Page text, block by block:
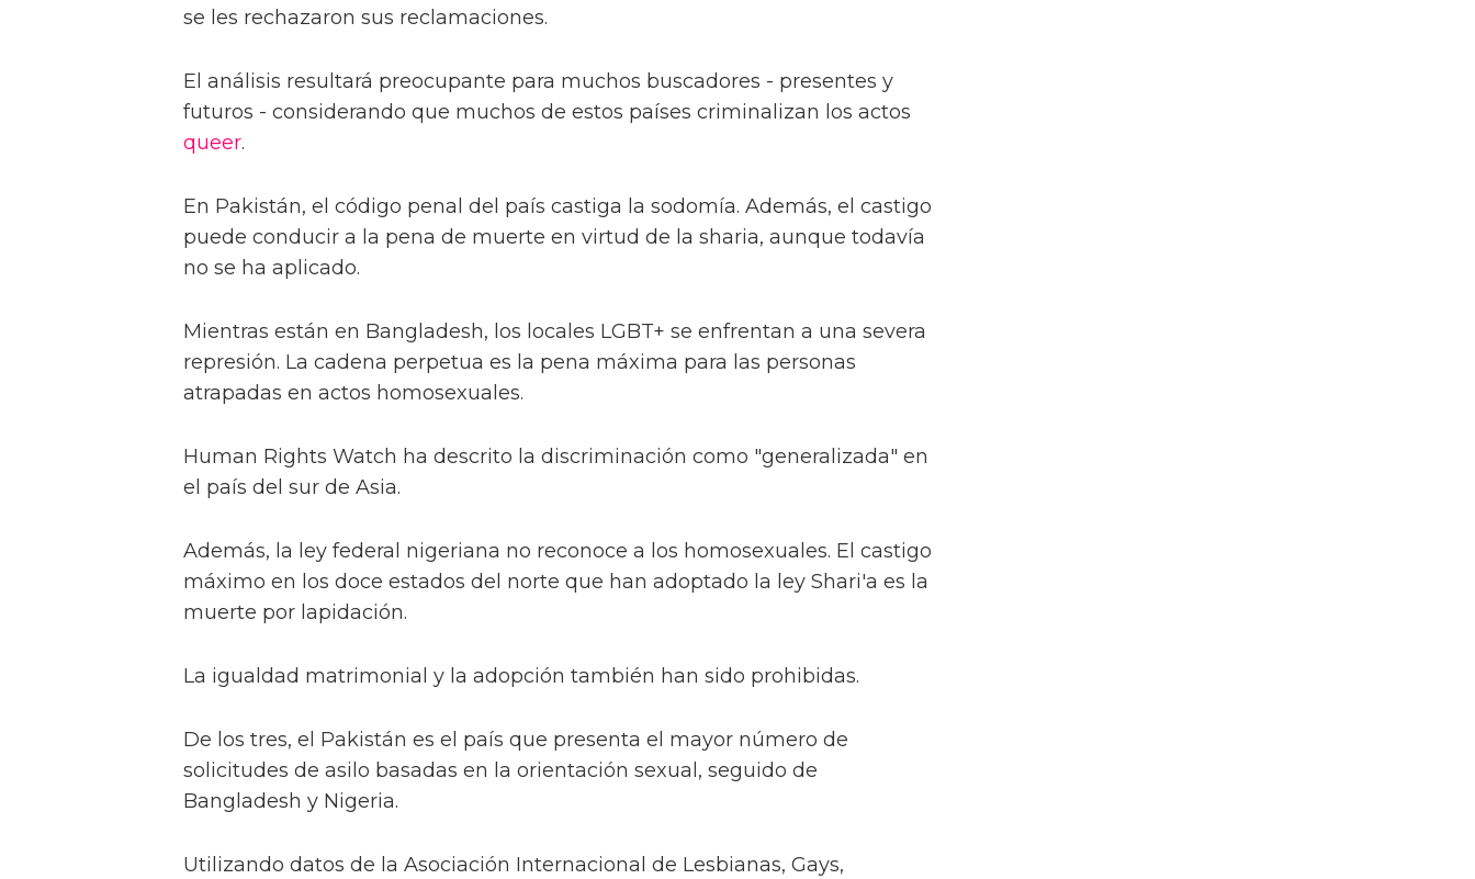
se les rechazaron sus reclamaciones.
El análisis resultará preocupante para muchos buscadores - presentes y
futuros - considerando que muchos de estos países criminalizan los actos
queer.
En Pakistán, el código penal del país castiga la sodomía. Además, el castigo
puede conducir a la pena de muerte en virtud de la sharia, aunque todavía
no se ha aplicado.
Mientras están en Bangladesh, los locales LGBT+ se enfrentan a una severa
represión. La cadena perpetua es la pena máxima para las personas
atrapadas en actos homosexuales.
Human Rights Watch ha descrito la discriminación como "generalizada" en
el país del sur de Asia.
Además, la ley federal nigeriana no reconoce a los homosexuales. El castigo
máximo en los doce estados del norte que han adoptado la ley Shari'a es la
muerte por lapidación.
La igualdad matrimonial y la adopción también han sido prohibidas.
De los tres, el Pakistán es el país que presenta el mayor número de
solicitudes de asilo basadas en la orientación sexual, seguido de
Bangladesh y Nigeria.
Utilizando datos de la Asociación Internacional de Lesbianas, Gays,